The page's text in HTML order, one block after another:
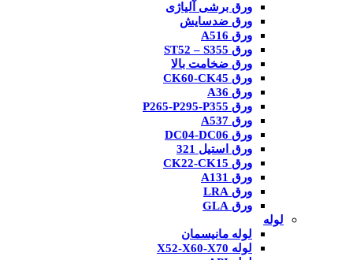
ورق برشی آلیاژی
ورق ضدسایش
ورق A516
ورق ST52 – S355
ورق ضخامت بالا
ورق CK60-CK45
ورق A36
ورق P265-P295-P355
ورق A537
ورق DC04-DC06
ورق استیل 321
ورق CK22-CK15
ورق A131
ورق LRA
ورق GLA
لوله
لوله مانیسمان
لوله X52-X60-X70